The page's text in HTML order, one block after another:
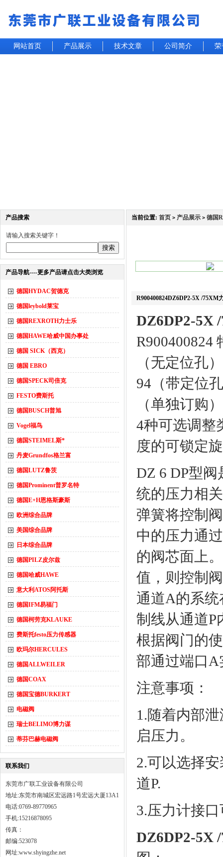
网站首页 产品展示 技术文章 公司简介 荣
产品搜索
请输入搜索关键字！
产品导航----更多产品请点击大类浏览
德国HYDAC贺德克
德国leybold莱宝
德国REXROTH力士乐
德国HAWE哈威中国办事处
德国 SICK（西克）
德国 EBRO
德国SPECK司倍克
FESTO费斯托
德国BUSCH普旭
Vogel福鸟
德国STEIMEL斯*
丹麦Grundfos格兰富
德国LUTZ鲁茨
德国Prominent普罗名特
德国E+H恩格斯豪斯
欧洲综合品牌
美国综合品牌
日本综合品牌
德国PILZ皮尔兹
德国哈威HAWE
意大利ATOS阿托斯
德国IFM易福门
德国柯劳克KLAUKE
费斯托festo压力传感器
欧玛尔HERCULES
德国ALLWEILER
德国COAX
德国宝德BURKERT
电磁阀
瑞士BELIMO博力谋
蒂芬巴赫电磁阀
联系我们
东莞市广联工业设备有限公司
地址:东莞市南城区宏远路1号宏远大厦13A1
电话:0769-89770965
手机:15216878095
传真：
邮编:523078
网址:www.shyingzhe.net
当前位置: 首页 > 产品展示 > 德国
R900400824DZ6DP2-5X /75XM
DZ6DP2-5X
R900400824
（无定位孔
94（带定位
（单独订购
4种可选调整
度的可锁定
DZ 6 DP型
统的压力相
弹簧将控制
中的压力通
的阀芯面上
值，则控制
通道A的系
制线从通道P
根据阀门的
部通过端口A
注意事项：
1.随着内部
启压力。
2.可以选择
道P.
3.压力计接
DZ6DP2-5X